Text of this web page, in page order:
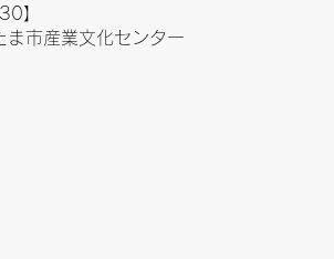
】
市産業文化センター